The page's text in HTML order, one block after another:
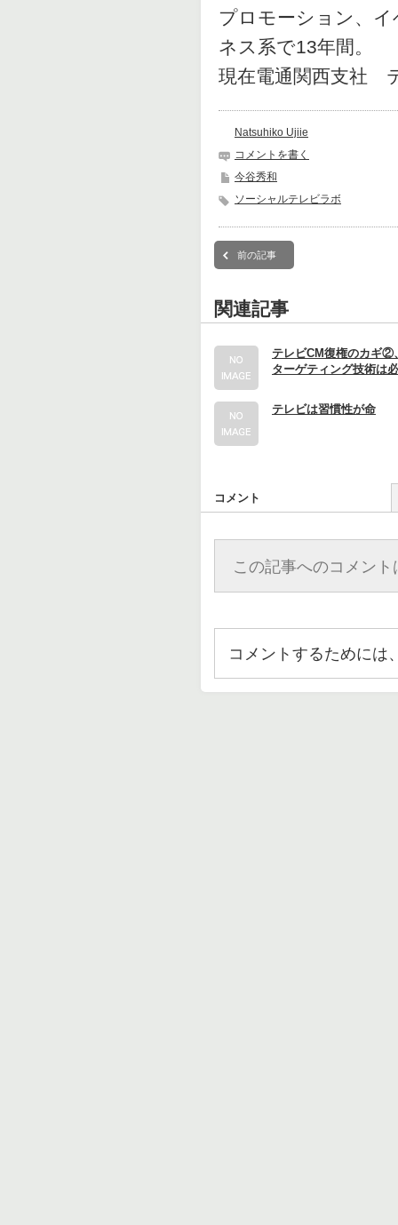
プロモーション、
ネス系で13年間。
現在電通関西支社
Natsuhiko Ujiie
コメントを書く
今谷秀和
ソーシャルテレビラボ
前の記事
関連記事
テレビCM復権のカギ②
ターゲティング技術は
テレビは習慣性が命
コメント
この記事へのコメン
コメントするためには